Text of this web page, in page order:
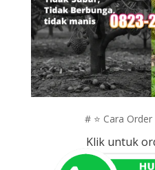
# ⭐ Cara
Klik untuk